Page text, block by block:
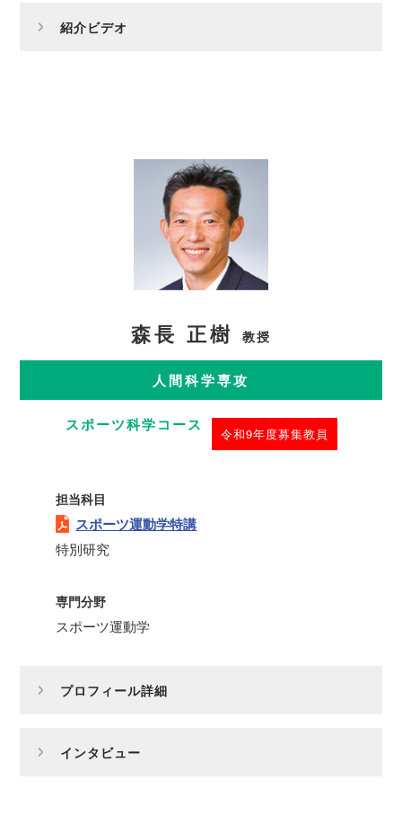
紹介ビデオ
森長 正樹 教授
人間科学専攻
スポーツ科学コース 令和9年度募集教員
担当科目
スポーツ運動学特講
特別研究
専門分野
スポーツ運動学
プロフィール詳細
インタビュー